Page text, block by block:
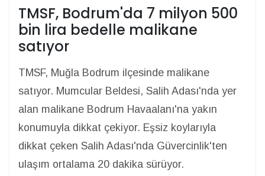
TMSF, Bodrum'da 7 milyon 500
bin lira bedelle malikane
satıyor
TMSF, Muğla Bodrum ilçesinde malikane
satıyor. Mumcular Beldesi, Salih Adası'nda yer
alan malikane Bodrum Havaalanı'na yakın
konumuyla dikkat çekiyor. Eşsiz koylarıyla
dikkat çeken Salih Adası'nda Güvercinlik'ten
ulaşım ortalama 20 dakika sürüyor.